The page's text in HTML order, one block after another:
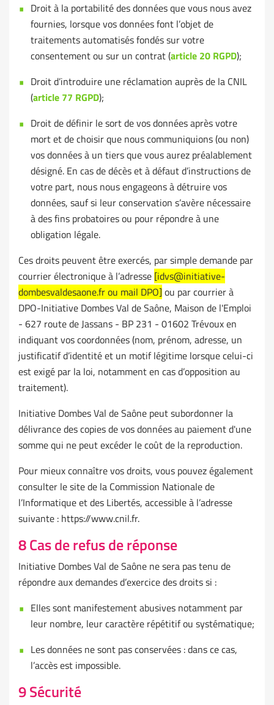
Droit à la portabilité des données que vous nous avez
fournies, lorsque vos données font l’objet de
traitements automatisés fondés sur votre
consentement ou sur un contrat (article 20 RGPD);
Droit d’introduire une réclamation auprès de la CNIL
(article 77 RGPD);
Droit de définir le sort de vos données après votre
mort et de choisir que nous communiquions (ou non)
vos données à un tiers que vous aurez préalablement
désigné. En cas de décès et à défaut d’instructions de
votre part, nous nous engageons à détruire vos
données, sauf si leur conservation s’avère nécessaire
à des fins probatoires ou pour répondre à une
obligation légale.
Ces droits peuvent être exercés, par simple demande par
courrier électronique à l’adresse [idvs@initiative-
dombesvaldesaone.fr ou mail DPO] ou par courrier à
DPO-Initiative Dombes Val de Saône, Maison de l'Emploi
- 627 route de Jassans - BP 231 - 01602 Trévoux en
indiquant vos coordonnées (nom, prénom, adresse, un
justificatif d’identité et un motif légitime lorsque celui-ci
est exigé par la loi, notamment en cas d’opposition au
traitement).
Initiative Dombes Val de Saône peut subordonner la
délivrance des copies de vos données au paiement d'une
somme qui ne peut excéder le coût de la reproduction.
Pour mieux connaître vos droits, vous pouvez également
consulter le site de la Commission Nationale de
l’Informatique et des Libertés, accessible à l’adresse
suivante : https://www.cnil.fr.
8 Cas de refus de réponse
Initiative Dombes Val de Saône ne sera pas tenu de
répondre aux demandes d’exercice des droits si :
Elles sont manifestement abusives notamment par
leur nombre, leur caractère répétitif ou systématique;
Les données ne sont pas conservées : dans ce cas,
l’accès est impossible.
9 Sécurité